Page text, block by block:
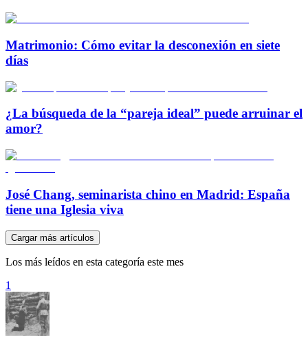
Matrimonio: Cómo evitar la desconexión en siete
días
¿La búsqueda de la “pareja ideal” puede arruinar el
amor?
José Chang, seminarista chino en Madrid: España
tiene una Iglesia viva
Cargar más artículos
Los más leídos en esta categoría este mes
1